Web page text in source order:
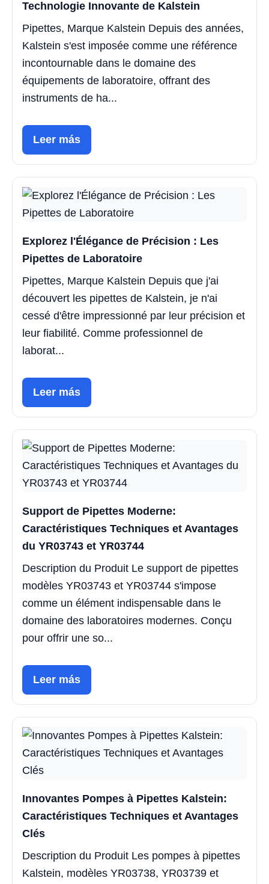
Technologie Innovante de Kalstein
Pipettes, Marque Kalstein Depuis des années,
Kalstein s'est imposée comme une référence
incontournable dans le domaine des
équipements de laboratoire, offrant des
instruments de ha...
Leer más
Explorez l'Élégance de Précision : Les
Pipettes de Laboratoire
Pipettes, Marque Kalstein Depuis que j'ai
découvert les pipettes de Kalstein, je n'ai
cessé d'être impressionné par leur précision et
leur fiabilité. Comme professionnel de
laborat...
Leer más
Support de Pipettes Moderne:
Caractéristiques Techniques et Avantages
du YR03743 et YR03744
Description du Produit Le support de pipettes
modèles YR03743 et YR03744 s'impose
comme un élément indispensable dans le
domaine des laboratoires modernes. Conçu
pour offrir une so...
Leer más
Innovantes Pompes à Pipettes Kalstein:
Caractéristiques Techniques et Avantages
Clés
Description du Produit Les pompes à pipettes
Kalstein, modèles YR03738, YR03739 et